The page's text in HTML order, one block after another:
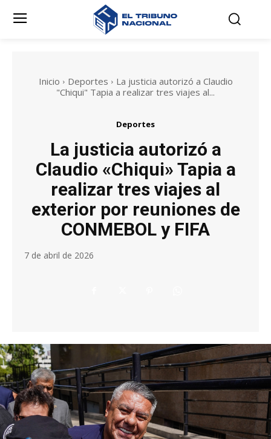
Inicio Deportes
La justicia autorizó a Claudio
"Chiqui" Tapia a realizar tres viajes al...
Deportes
La justicia autorizó a
Claudio «Chiqui» Tapia a
realizar tres viajes al
exterior por reuniones de
CONMEBOL y FIFA
7 de abril de 2026